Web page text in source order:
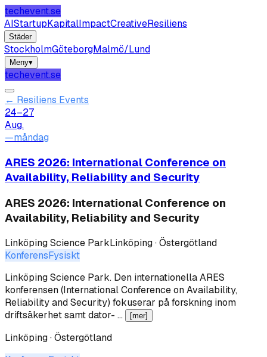
techevent.se
AIStartupKapitalImpactCreativeResiliens
Städer
StockholmGöteborgMalmö/Lund
Meny▾
techevent.se
← Resiliens Events
24–27
Aug.
—måndag
ARES 2026: International Conference on
Availability, Reliability and Security
ARES 2026: International Conference on
Availability, Reliability and Security
Linköping Science ParkLinköping · Östergötland
KonferensFysiskt
Linköping Science Park. Den internationella ARES
konferensen (International Conference on Availability,
Reliability and Security) fokuserar på forskning inom
driftsäkerhet samt dator- …
[mer]
Linköping · Östergötland